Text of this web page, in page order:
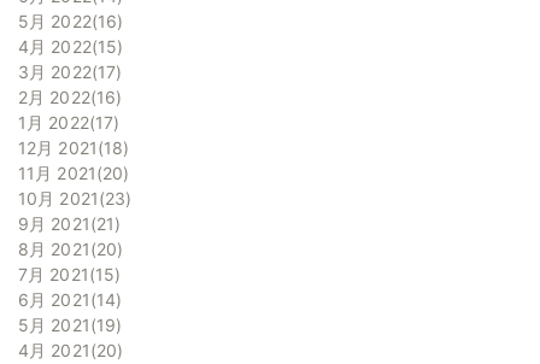
5月 2022 16
4月 2022 15
3月 2022 17
2月 2022 16
1月 2022 17
12月 2021 18
11月 2021 20
10月 2021 23
9月 2021 21
8月 2021 20
7月 2021 15
6月 2021 14
5月 2021 19
4月 2021 20